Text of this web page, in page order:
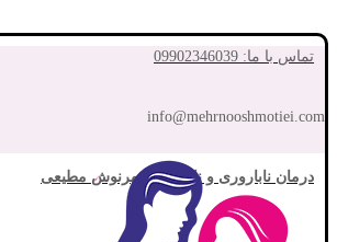
تماس با ما: 09902346039
info@mehrnooshmotiei.com
درمان ناباروری و نازایی با مهرنوش مطیعی